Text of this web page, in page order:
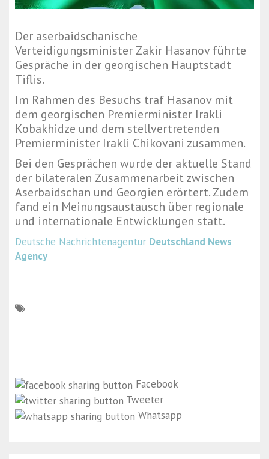
Der aserbaidschanische
Verteidigungsminister Zakir Hasanov führte
Gespräche in der georgischen Hauptstadt
Tiflis.
Im Rahmen des Besuchs traf Hasanov mit
dem georgischen Premierminister Irakli
Kobakhidze und dem stellvertretenden
Premierminister Irakli Chikovani zusammen.
Bei den Gesprächen wurde der aktuelle Stand
der bilateralen Zusammenarbeit zwischen
Aserbaidschan und Georgien erörtert. Zudem
fand ein Meinungsaustausch über regionale
und internationale Entwicklungen statt.
Deutsche Nachrichtenagentur Deutschland News
Agency
Facebook
Tweeter
Whatsapp